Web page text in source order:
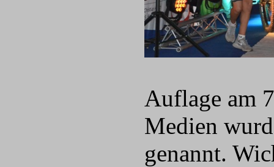
Auflage am
Medien
genannt.